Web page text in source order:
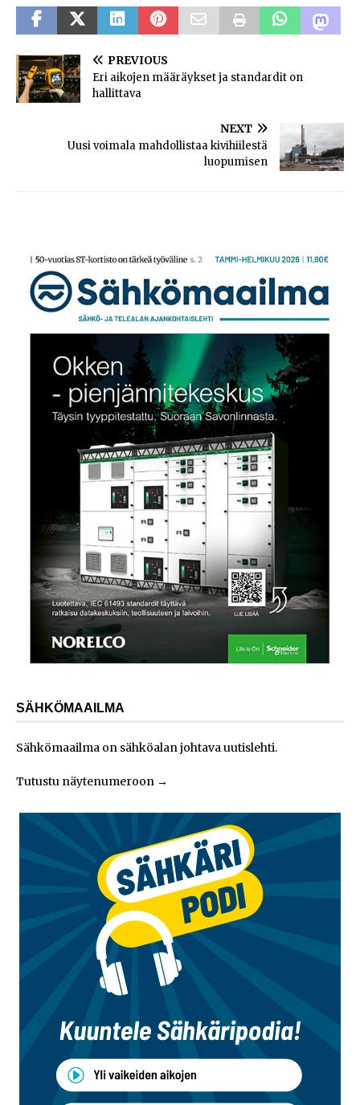
PREVIOUS
Eri aikojen määräykset ja standardit on
hallittava
NEXT
Uusi voimala mahdollistaa kivihiilestä
luopumisen
SÄHKÖMAAILMA
Sähkömaailma on sähköalan johtava uutislehti.
Tutustu näytenumeroon →